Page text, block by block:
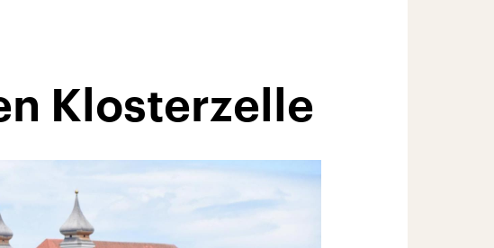
Klosterzelle